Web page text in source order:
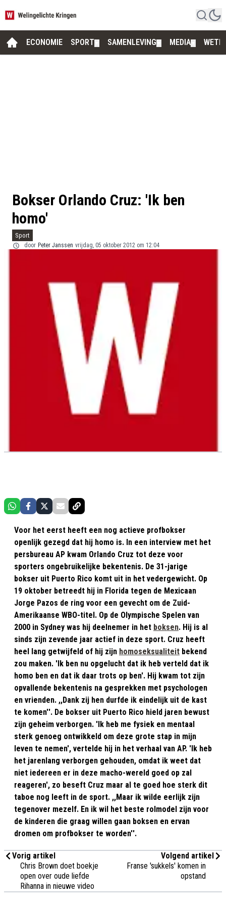
ECONOMIE SPORT SAMENLEVING MEDIA
Bokser Orlando Cruz: 'Ik ben
homo'
Sport
door Peter Janssen vrijdag, 05 oktober 2012 om 12:04
Voor het eerst heeft een nog actieve profbokser
openlijk gezegd dat hij homo is. In een interview met het
persbureau AP kwam Orlando Cruz tot deze voor
sporters ongebruikelijke bekentenis. De 31-jarige
bokser uit Puerto Rico komt uit in het vedergewicht. Op
19 oktober betreedt hij in Florida tegen de Mexicaan
Jorge Pazos de ring voor een gevecht om de Zuid-
Amerikaanse WBO-titel. Op de Olympische Spelen van
2000 in Sydney was hij deelnemer in het boksen. Hij is al
sinds zijn zevende jaar actief in deze sport. Cruz heeft
heel lang getwijfeld of hij zijn homoseksualiteit bekend
zou maken. 'Ik ben nu opgelucht dat ik heb verteld dat ik
homo ben en dat ik daar trots op ben'. Hij kwam tot zijn
opvallende bekentenis na gesprekken met psychologen
en vrienden. ,,Dank zij hen durfde ik eindelijk uit de kast
te komen''. De bokser uit Puerto Rico hield jaren bewust
zijn geheim verborgen. 'Ik heb me fysiek en mentaal
sterk genoeg ontwikkeld om deze grote stap in mijn
leven te nemen', vertelde hij in het verhaal van AP. 'Ik heb
het jarenlang verborgen gehouden, omdat ik weet dat
niet iedereen er in deze macho-wereld goed op zal
reageren', zo beseft Cruz maar al te goed hoe sterk dit
taboe nog leeft in de sport. ,,Maar ik wilde eerlijk zijn
tegenover mezelf. En ik wil het beste rolmodel zijn voor
de kinderen die graag willen gaan boksen en ervan
dromen om profbokser te worden''.
Vorig artikel
Chris Brown doet boekje
open over oude liefde
Rihanna in nieuwe video
Volgend artikel
Franse 'sukkels' komen in
opstand